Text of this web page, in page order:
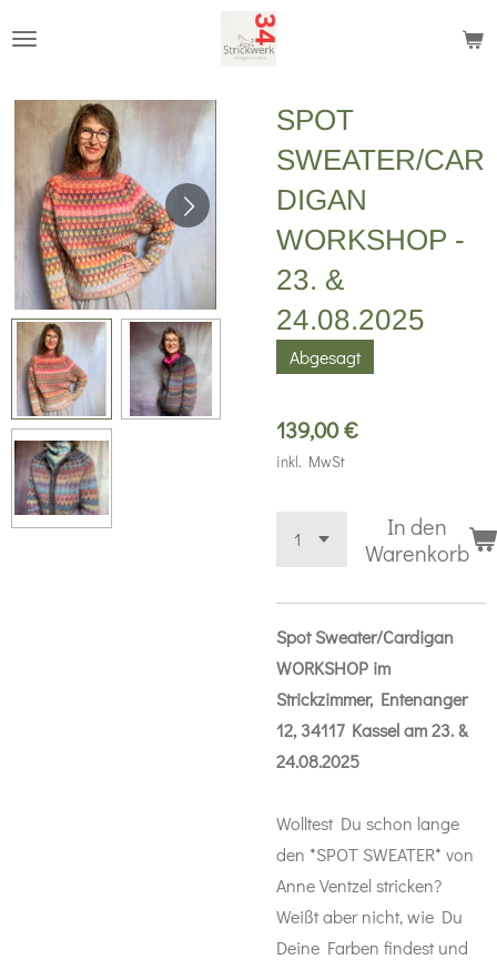
SPOT
SWEATER/CAR
DIGAN
WORKSHOP -
23. &
24.08.2025
Abgesagt
139,00 €
inkl. MwSt
In den
Warenkorb
Spot Sweater/Cardigan
WORKSHOP im
Strickzimmer, Entenanger
12, 34117 Kassel am 23. &
24.08.2025
Wolltest Du schon lange
den *SPOT SWEATER* von
Anne Ventzel stricken?
Weißt aber nicht, wie Du
Deine Farben findest und